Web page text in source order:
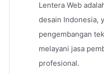
Lentera Web
desain Indonesia,
pengembangan
melayani jasa
profesional.